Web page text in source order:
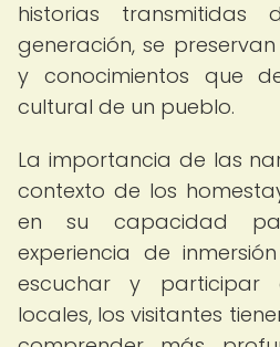
historias transmitidas
generación, se
y conocimientos que
cultural de un pueblo.
La importancia de las
contexto de los
en su capacidad
experiencia de
escuchar y participar
locales, los visitantes